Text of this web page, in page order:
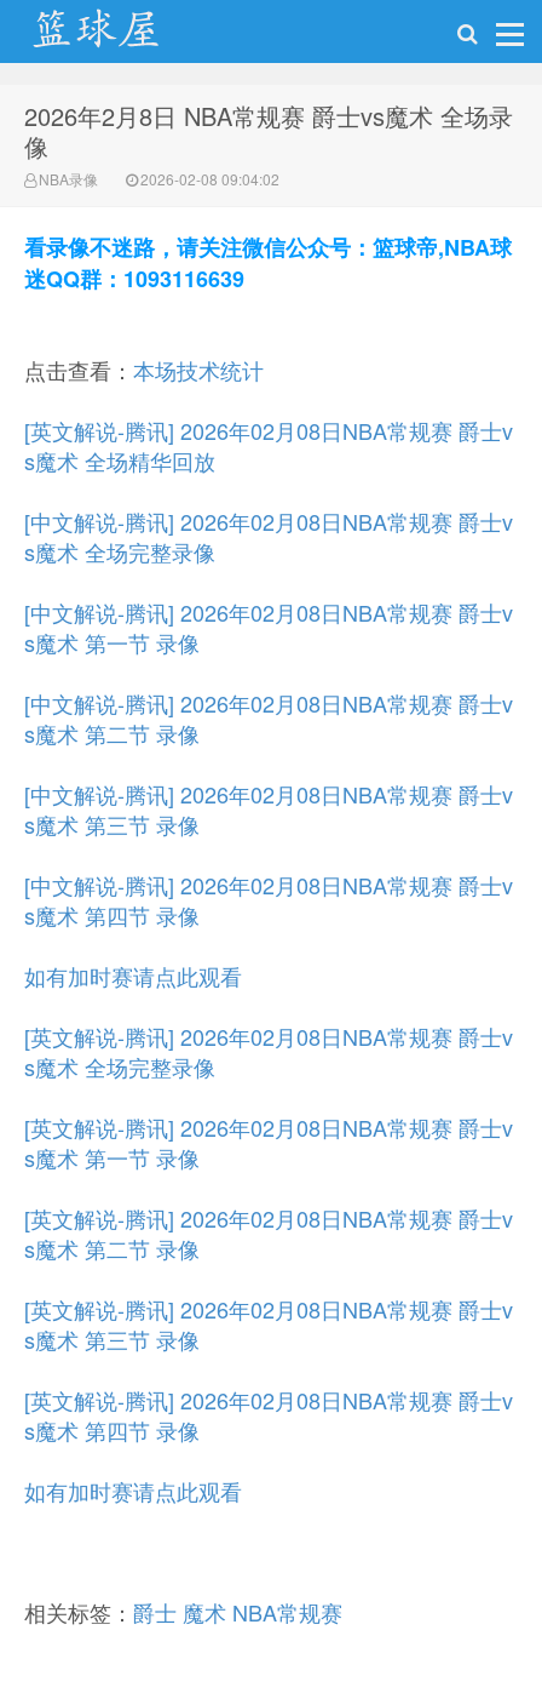
NBA录像网
2026年2月8日 NBA常规赛 爵士vs魔术 全场录
像
NBA录像 2026-02-08 09:04:02
看录像不迷路，请关注微信公众号：篮球帝,NBA球
迷QQ群：1093116639
点击查看： 本场技术统计
[英文解说-腾讯] 2026年02月08日NBA常规赛 爵士v
s魔术 全场精华回放
[中文解说-腾讯] 2026年02月08日NBA常规赛 爵士v
s魔术 全场完整录像
[中文解说-腾讯] 2026年02月08日NBA常规赛 爵士v
s魔术 第一节 录像
[中文解说-腾讯] 2026年02月08日NBA常规赛 爵士v
s魔术 第二节 录像
[中文解说-腾讯] 2026年02月08日NBA常规赛 爵士v
s魔术 第三节 录像
[中文解说-腾讯] 2026年02月08日NBA常规赛 爵士v
s魔术 第四节 录像
如有加时赛请点此观看
[英文解说-腾讯] 2026年02月08日NBA常规赛 爵士v
s魔术 全场完整录像
[英文解说-腾讯] 2026年02月08日NBA常规赛 爵士v
s魔术 第一节 录像
[英文解说-腾讯] 2026年02月08日NBA常规赛 爵士v
s魔术 第二节 录像
[英文解说-腾讯] 2026年02月08日NBA常规赛 爵士v
s魔术 第三节 录像
[英文解说-腾讯] 2026年02月08日NBA常规赛 爵士v
s魔术 第四节 录像
如有加时赛请点此观看
相关标签： 爵士 魔术 NBA常规赛